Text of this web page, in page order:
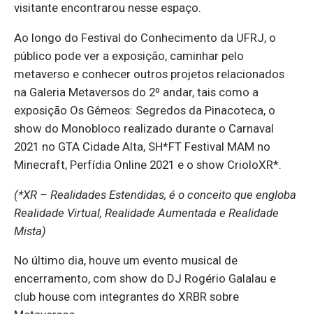
visitante encontrarou nesse espaço.
Ao longo do Festival do Conhecimento da UFRJ, o
público pode ver a exposição, caminhar pelo
metaverso e conhecer outros projetos relacionados
na Galeria Metaversos do 2º andar, tais como a
exposição Os Gêmeos: Segredos da Pinacoteca, o
show do Monobloco realizado durante o Carnaval
2021 no GTA Cidade Alta, SH*FT Festival MAM no
Minecraft, Perfídia Online 2021 e o show CrioloXR*.
(*XR – Realidades Estendidas, é o conceito que engloba
Realidade Virtual, Realidade Aumentada e Realidade
Mista)
No último dia, houve um evento musical de
encerramento, com show do DJ Rogério Galalau e
club house com integrantes do XRBR sobre